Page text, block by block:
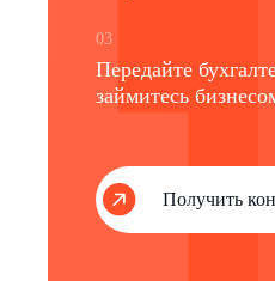
03
Передайте
займитесь
Получить